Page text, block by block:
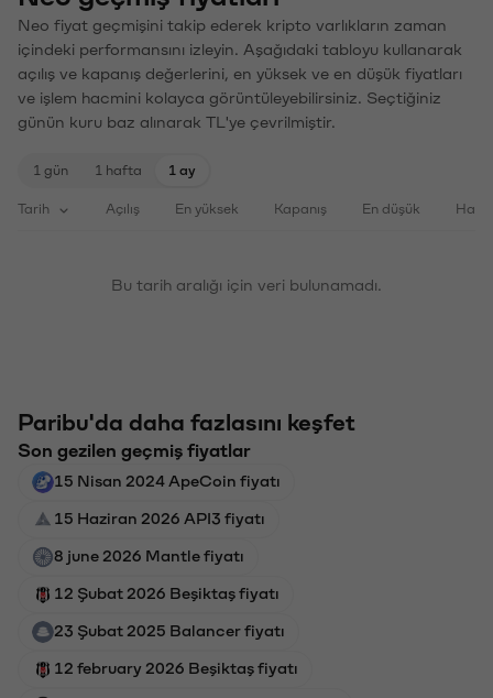
Neo fiyat geçmişini takip ederek kripto varlıkların zaman
içindeki performansını izleyin. Aşağıdaki tabloyu kullanarak
açılış ve kapanış değerlerini, en yüksek ve en düşük fiyatları
ve işlem hacmini kolayca görüntüleyebilirsiniz. Seçtiğiniz
günün kuru baz alınarak TL'ye çevrilmiştir.
1 gün 1 hafta 1 ay
Tarih Açılış En yüksek Kapanış En düşük
Bu tarih aralığı için veri bulunamadı.
Paribu'da daha fazlasını keşfet
Son gezilen geçmiş fiyatlar
15 Nisan 2024 ApeCoin fiyatı
15 Haziran 2026 API3 fiyatı
8 june 2026 Mantle fiyatı
12 Şubat 2026 Beşiktaş fiyatı
23 Şubat 2025 Balancer fiyatı
12 february 2026 Beşiktaş fiyatı